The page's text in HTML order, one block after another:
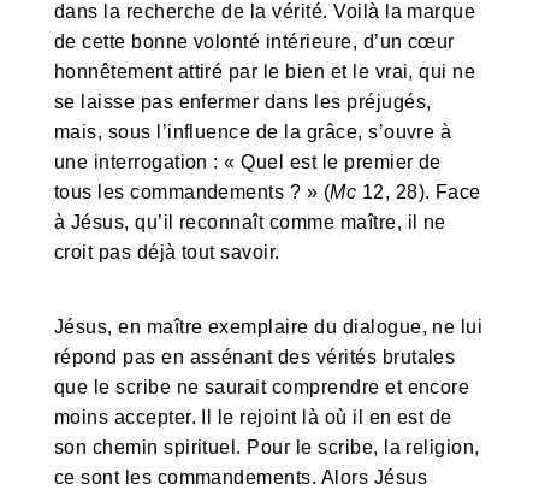
dans la recherche de la vérité. Voilà la marque
de cette bonne volonté intérieure, d’un cœur
honnêtement attiré par le bien et le vrai, qui ne
se laisse pas enfermer dans les préjugés,
mais, sous l’influence de la grâce, s’ouvre à
une interrogation : « Quel est le premier de
tous les commandements ? » (Mc 12, 28). Face
à Jésus, qu’il reconnaît comme maître, il ne
croit pas déjà tout savoir.
Jésus, en maître exemplaire du dialogue, ne lui
répond pas en assénant des vérités brutales
que le scribe ne saurait comprendre et encore
moins accepter. Il le rejoint là où il en est de
son chemin spirituel. Pour le scribe, la religion,
ce sont les commandements. Alors Jésus